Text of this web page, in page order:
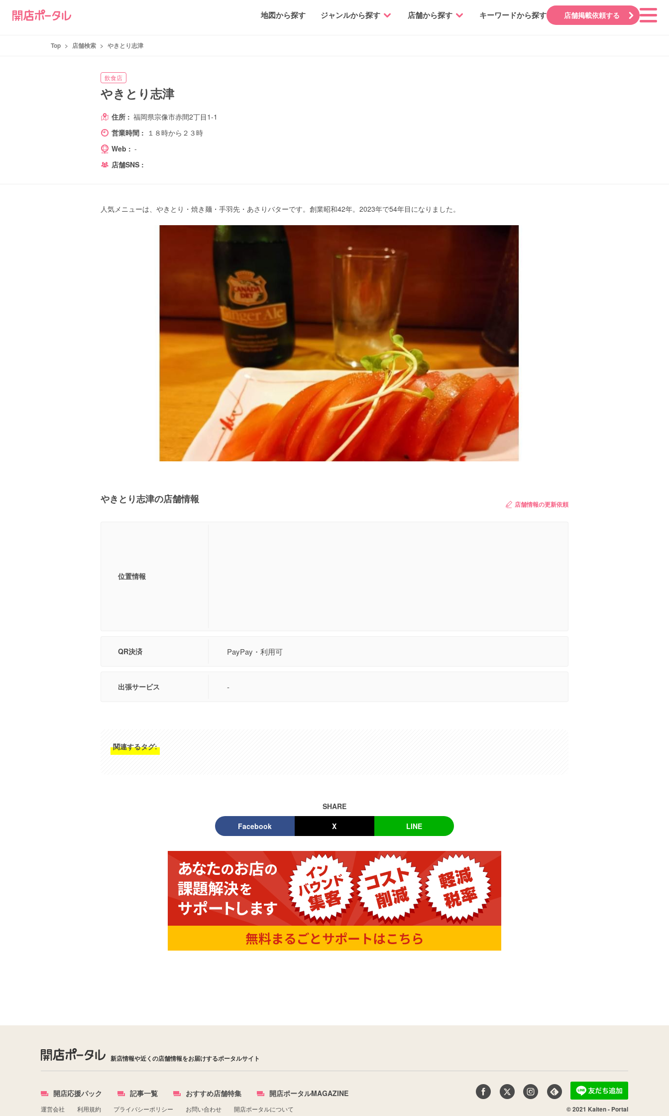
地図から探す ジャンルから探す 店舗から探す キーワードから探す 店舗掲載依頼する
Top > 店舗検索 > やきとり志津
飲食店
やきとり志津
住所 : 福岡県宗像市赤間2丁目1-1
営業時間 : １８時から２３時
Web : -
店舗SNS :
人気メニューは、やきとり・焼き麺・手羽先・あさりバターです。創業昭和42年。2023年で54年目になりました。
やきとり志津の店舗情報 店舗情報の更新依頼
位置情報
QR決済 PayPay・利用可
出張サービス -
関連するタグ:
SHARE
Facebook X LINE
新店情報や近くの店舗情報をお届けするポータルサイト
開店応援パック 記事一覧 おすすめ店舗特集 開店ポータルMAGAZINE
運営会社 利用規約 プライバシーポリシー お問い合わせ 開店ポータルについて © 2021 Kaiten - Portal